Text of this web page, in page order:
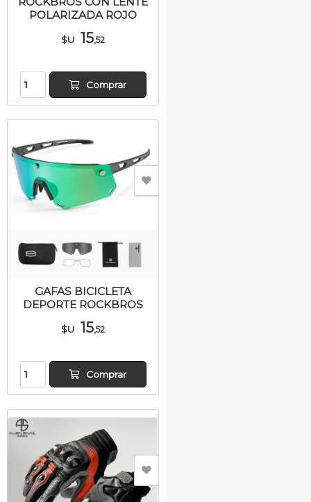
POLARIZADA ROJO
$U 15,52
Comprar
GAFAS BICICLETA
DEPORTE ROCKBROS
$U 15,52
Comprar